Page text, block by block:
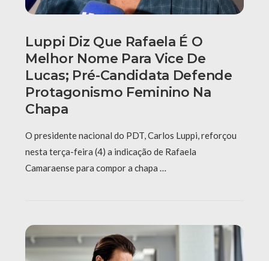
Luppi Diz Que Rafaela É O
Melhor Nome Para Vice De
Lucas; Pré-Candidata Defende
Protagonismo Feminino Na
Chapa
O presidente nacional do PDT, Carlos Luppi, reforçou
nesta terça-feira (4) a indicação de Rafaela
Camaraense para compor a chapa …